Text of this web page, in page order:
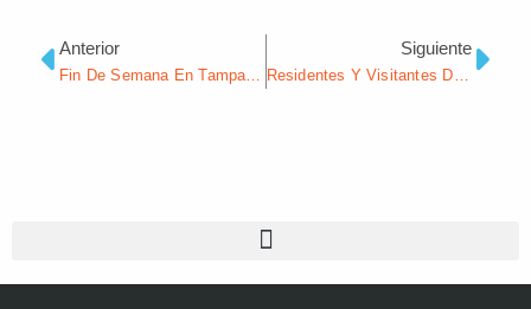
Anterior Siguiente